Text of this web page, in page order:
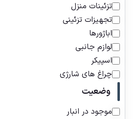
تزئینات منزل
تجهیزات تزئینی
اباژورها
لوازم جانبی
اسپیکر
چراغ های شارژی
وضعیت
موجود در انبار